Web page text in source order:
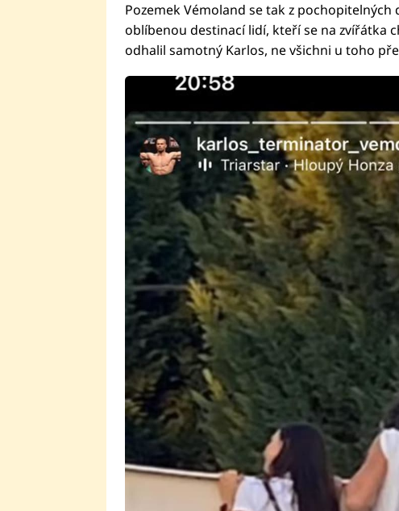
Pozemek Vémoland se tak z
oblíbenou destinací lidí, kteří se na zvířátka
odhalil samotný Karlos, ne všichni u toho